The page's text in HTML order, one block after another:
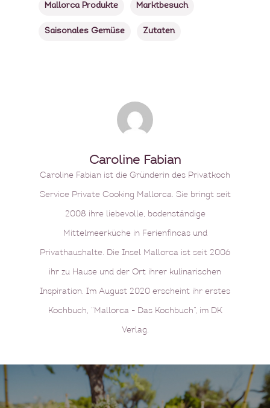
Mallorca Produkte Marktbesuch
Saisonales Gemüse Zutaten
Caroline Fabian
Caroline Fabian ist die Gründerin des Privatkoch
Service Private Cooking Mallorca. Sie bringt seit
2008 ihre liebevolle, bodenständige
Mittelmeerküche in Ferienfincas und
Privathaushalte. Die Insel Mallorca ist seit 2006
ihr zu Hause und der Ort ihrer kulinarischen
Inspiration. Im August 2020 erscheint ihr erstes
Kochbuch, “Mallorca - Das Kochbuch”, im DK
Verlag.